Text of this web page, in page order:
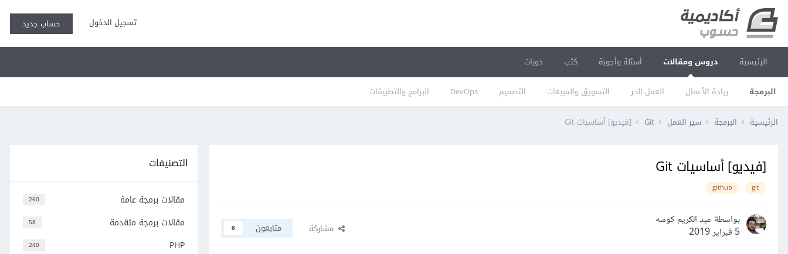
تسجيل الدخول حساب جديد
الرئيسية دروس ومقالات
البرمجة ريادة الأعمال العمل الحر التسويق والمبيعات التصميم DevOps البرامج والتطبيقات
أسئلة وأجوبة كتب دورات
الرئيسية البرمجة سير العمل Git [فيديو] أساسيات Git
[فيديو] أساسيات Git
git
github
بواسطة عبد الكريم كوسه
5 فبراير 2019
مشاركة متابعون 6
التصنيفات
260 مقالات برمجة عامة
58 مقالات برمجة متقدمة
240 PHP